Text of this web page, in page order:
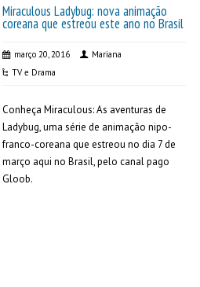
Miraculous Ladybug: nova animação
coreana que estreou este ano no Brasil
março 20, 2016
Mariana
TV e Drama
Conheça Miraculous: As aventuras de
Ladybug, uma série de animação nipo-
franco-coreana que estreou no dia 7 de
março aqui no Brasil, pelo canal pago
Gloob.